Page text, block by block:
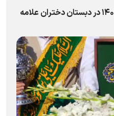
آخرین زنگ مهر رضوی سال ۱۴۰۳ در دبستان دختران علامه